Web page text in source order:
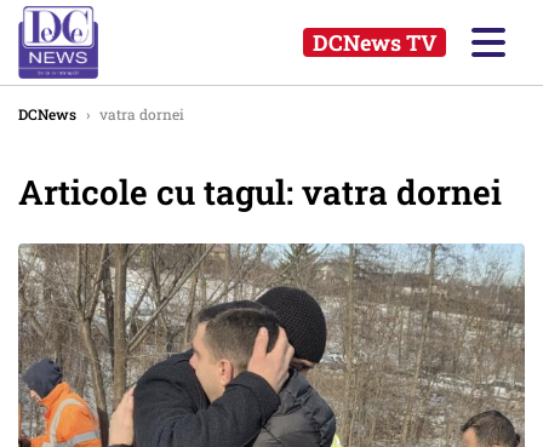
DCNews TV
DCNews › vatra dornei
Articole cu tagul: vatra dornei